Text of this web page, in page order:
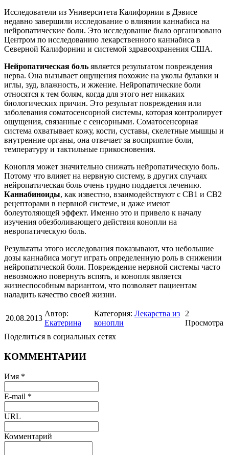
Исследователи из Университета Калифорнии в Дэвисе
недавно завершили исследование о влиянии каннабиса на
нейропатические боли. Это исследование было организовано
Центром по исследованию лекарственного каннабиса в
Северной Калифорнии и системой здравоохранения США.
Нейропатическая боль является результатом повреждения
нерва. Она вызывает ощущения похожие на уколы булавки и
иглы, зуд, влажность, и жжение. Нейропатические боли
относятся к тем болям, когда для этого нет никаких
биологических причин. Это результат повреждения или
заболевания соматосенсорной системы, которая контролирует
ощущения, связанные с сенсорными. Соматосенсорная
система охватывает кожу, кости, суставы, скелетные мышцы и
внутренние органы, она отвечает за восприятие боли,
температуру и тактильные прикосновения.
Конопля может значительно снижать нейропатическую боль.
Потому что влияет на нервную систему, в других случаях
нейропатическая боль очень трудно поддается лечению.
Каннабиноиды, как известно, взаимодействуют с CB1 и CB2
рецепторами в нервной системе, и даже имеют
болеутоляющей эффект. Именно это и привело к началу
изучения обезболивающего действия конопли на
невропатическую боль.
Результаты этого исследования показывают, что небольшие
дозы каннабиса могут играть определенную роль в снижении
нейропатической боли. Повреждение нервной системы часто
невозможно повернуть вспять, и конопля является
жизнеспособным вариантом, что позволяет пациентам
наладить качество своей жизни.
20.08.2013
Автор:
Екатерина
Категория: Лекарства из
конопли
2
Просмотра
Поделиться в социальных сетях
КОММЕНТАРИИ
Имя *
E-mail *
URL
Комментарий